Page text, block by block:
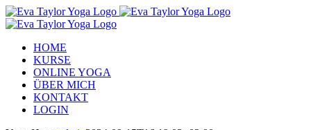
Zum
Inhalt
HOME
KURSE
ONLINE YOGA
ÜBER MICH
KONTAKT
LOGIN